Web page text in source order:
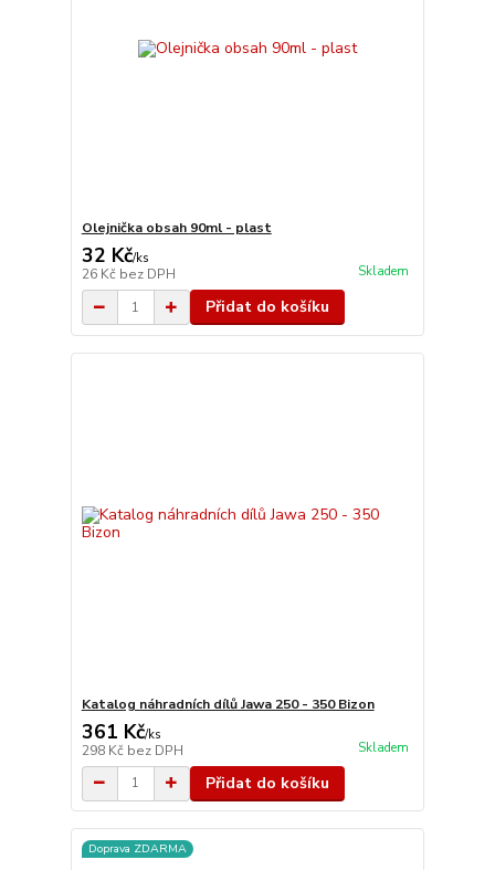
Olejnička obsah 90ml - plast
32 Kč/ks
26 Kč bez DPH Skladem
Přidat do košíku
Katalog náhradních dílů Jawa 250 - 350 Bizon
361 Kč/ks
298 Kč bez DPH Skladem
Přidat do košíku
Doprava ZDARMA